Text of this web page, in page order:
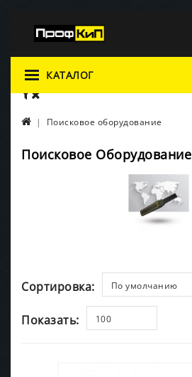
КАТАЛОГ
Поисковое оборудование
Поисковое Оборудование
Сортировка: По умолчанию
Показать: 100